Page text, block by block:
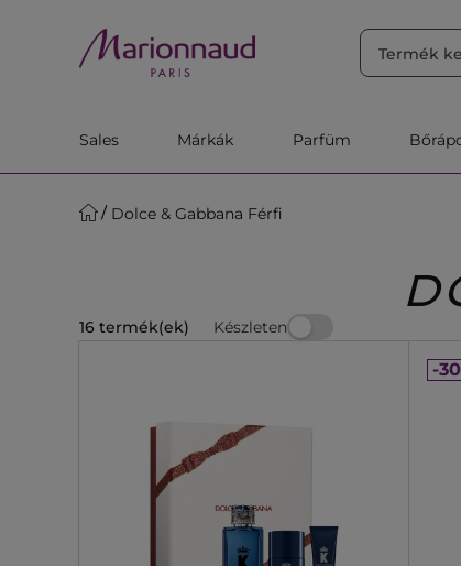
Sales Márkák Parfüm
Dolce & Gabbana Férfi
16 termék(ek) Készleten
-